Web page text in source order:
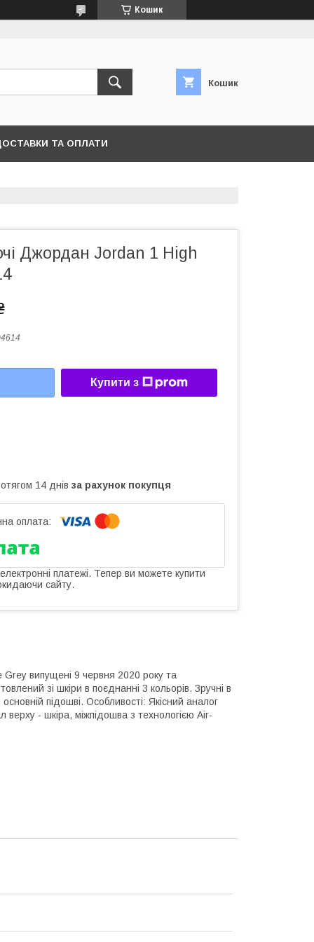
Кошик
Кошик
ТА ОПЛАТИ
Джордан Jordan 1 High
Купити з
14 днів за рахунок покупця
платежі. Тепер ви можете купити
сайту.
випущені 9 червня 2020 року та
зі шкіри в поєднанні 3 кольорів. Зручні в
підошві. Особливості: Якісний аналог
верху - шкіра, міжпідошва з технологією Air-